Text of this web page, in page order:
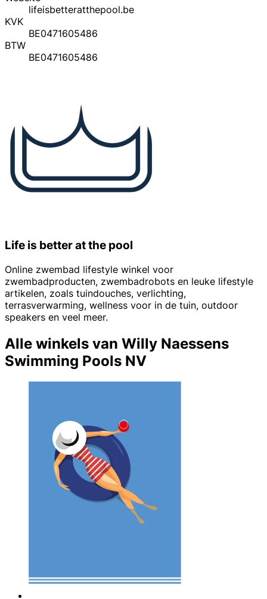
lifeisbetteratthepool.be
KVK
BE0471605486
BTW
BE0471605486
Life is better at the pool
Online zwembad lifestyle winkel voor
zwembadproducten, zwembadrobots en leuke lifestyle
artikelen, zoals tuindouches, verlichting,
terrasverwarming, wellness voor in de tuin, outdoor
speakers en veel meer.
Alle winkels van Willy Naessens
Swimming Pools NV